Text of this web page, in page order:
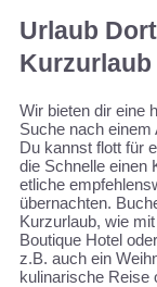
Urlaub
Kurzurlaub
Wir bieten dir eine
Suche nach einem
Du kannst flott für
die Schnelle einen
etliche
übernachten.
Kurzurlaub, wie
Boutique Hotel
z.B. auch ein
kulinarische Reise